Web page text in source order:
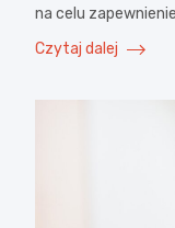
na celu
Czytaj dalej